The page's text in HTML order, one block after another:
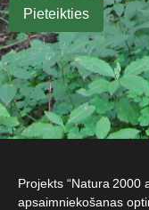
Projekts “Natura
apsaimniekošanas